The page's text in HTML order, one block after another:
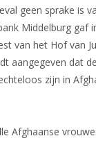
geen sprake is
Middelburg gaf
van het Hof van
aangegeven dat
zijn in
Afghaanse